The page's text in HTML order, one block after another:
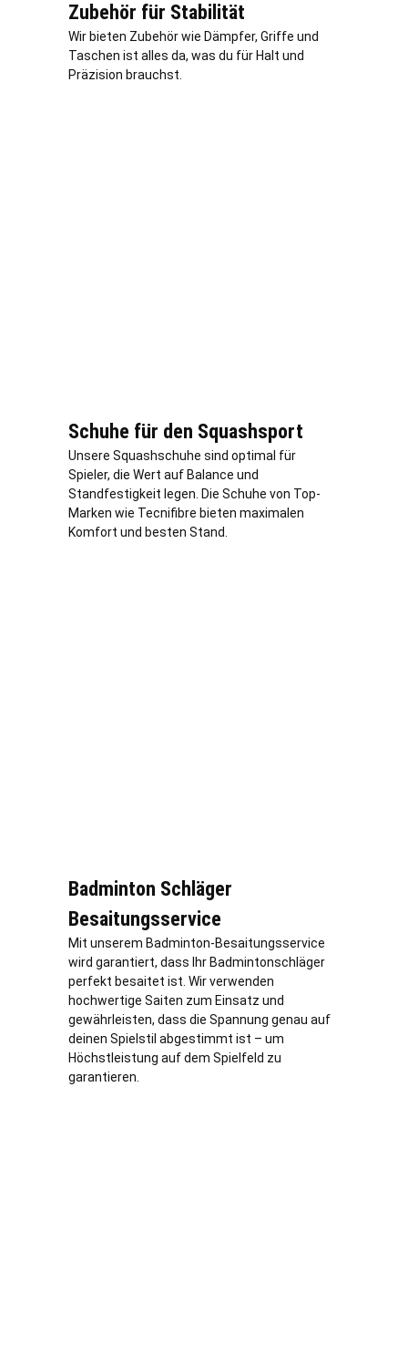
Zubehör für Stabilität
Wir bieten Zubehör wie Dämpfer, Griffe und
Taschen ist alles da, was du für Halt und
Präzision brauchst.
Schuhe für den Squashsport
Unsere Squashschuhe sind optimal für
Spieler, die Wert auf Balance und
Standfestigkeit legen. Die Schuhe von Top-
Marken wie Tecnifibre bieten maximalen
Komfort und besten Stand.
Badminton Schläger
Besaitungsservice
Mit unserem Badminton-Besaitungsservice
wird garantiert, dass Ihr Badmintonschläger
perfekt besaitet ist. Wir verwenden
hochwertige Saiten zum Einsatz und
gewährleisten, dass die Spannung genau auf
deinen Spielstil abgestimmt ist – um
Höchstleistung auf dem Spielfeld zu
garantieren.